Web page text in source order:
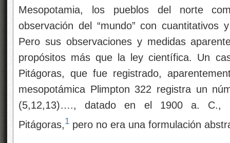
Mesopotamia, los pueblos del norte
observación del “mundo” con cuantitativos
Pero sus observaciones y medidas
propósitos más que la ley científica. Un
Pitágoras, que fue registrado,
mesopotámica Plimpton 322 registra un
(5,12,13)…., datado en el 1900 a. C.,
Pitágoras,1 pero no era una formulación